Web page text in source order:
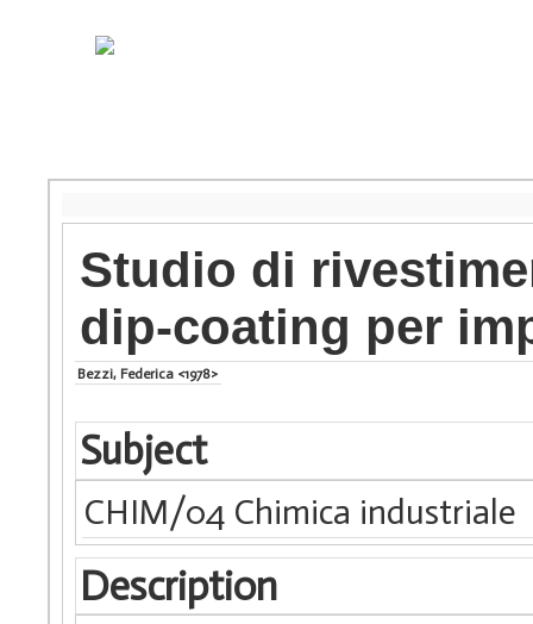
Studio di
dip-coating per
Bezzi, Federica <1978>
Subject
CHIM/04 Chimica industriale
Description